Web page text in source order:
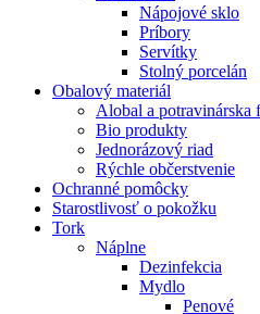
Nápojové sklo
Príbory
Servítky
Stolný porcelán
Obalový materiál
Alobal a potravinárska
Bio produkty
Jednorázový riad
Rýchle občerstvenie
Ochranné pomôcky
Starostlivosť o pokožku
Tork
Náplne
Dezinfekcia
Mydlo
Penové